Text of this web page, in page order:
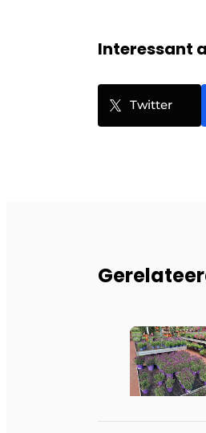
Interessant
Twitter